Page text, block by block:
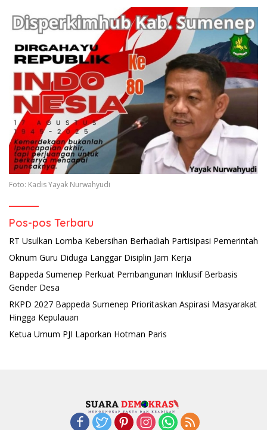
Foto: Kadis Yayak Nurwahyudi
Pos-pos Terbaru
RT Usulkan Lomba Kebersihan Berhadiah Partisipasi Pemerintah
Oknum Guru Diduga Langgar Disiplin Jam Kerja
Bappeda Sumenep Perkuat Pembangunan Inklusif Berbasis
Gender Desa
RKPD 2027 Bappeda Sumenep Prioritaskan Aspirasi Masyarakat
Hingga Kepulauan
Ketua Umum PJI Laporkan Hotman Paris